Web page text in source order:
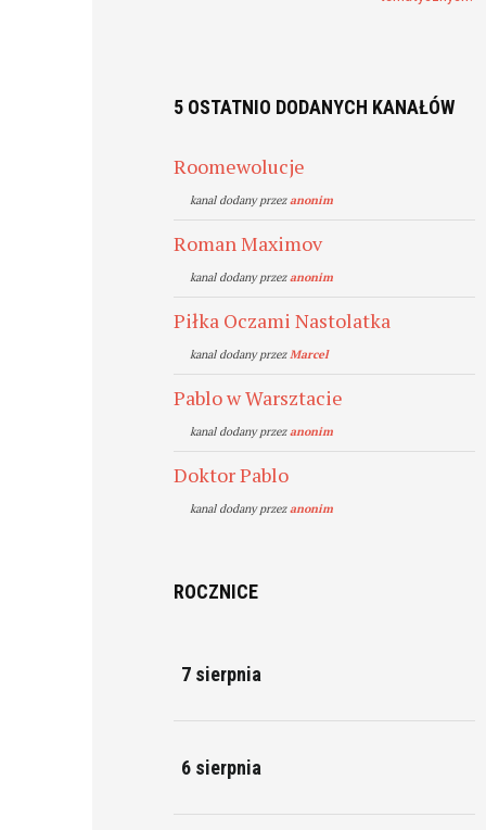
5 OSTATNIO DODANYCH KANAŁÓW
Roomewolucje
kanal dodany przezanonim
Roman Maximov
kanal dodany przezanonim
Piłka Oczami Nastolatka
kanal dodany przezMarcel
Pablo w Warsztacie
kanal dodany przezanonim
Doktor Pablo
kanal dodany przezanonim
ROCZNICE
7 sierpnia
6 sierpnia